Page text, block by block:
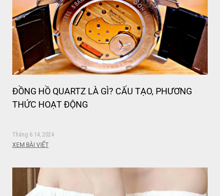
ĐỒNG HỒ QUARTZ LÀ GÌ? CẤU TẠO, PHƯƠNG
THỨC HOẠT ĐỘNG
Tháng 6 14, 2024
XEM BÀI VIẾT